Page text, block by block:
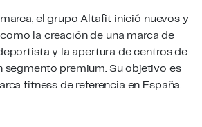
el grupo Altafit inició nuevos y
la creación de una marca de
y la apertura de centros de
segmento premium. Su objetivo es
fitness de referencia en España.